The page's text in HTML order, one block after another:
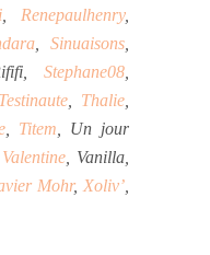
, Renepaulhenry,
,Sinuaisons
Stephane08
Testinaute Thalie
, Titem , Un jour
Valentine , Vanilla,
Mohr, Xoliv’